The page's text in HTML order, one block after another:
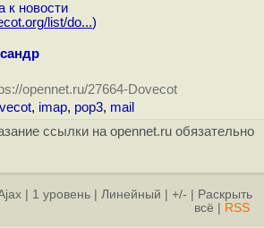
к новости
list/do...)
opennet.ru/27664-Dovecot
, imap, pop3, mail
ссылки на opennet.ru обязательно
1 уровень Линейный +/-
Раскрыть
всё
RSS